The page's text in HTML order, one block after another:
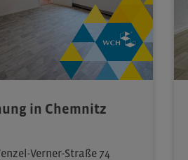
in Chemnitz
Verner-Straße 74